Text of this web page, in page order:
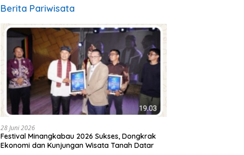
Berita Pariwisata
28 Juni 2026
Festival Minangkabau 2026 Sukses, Dongkrak
Ekonomi dan Kunjungan Wisata Tanah Datar